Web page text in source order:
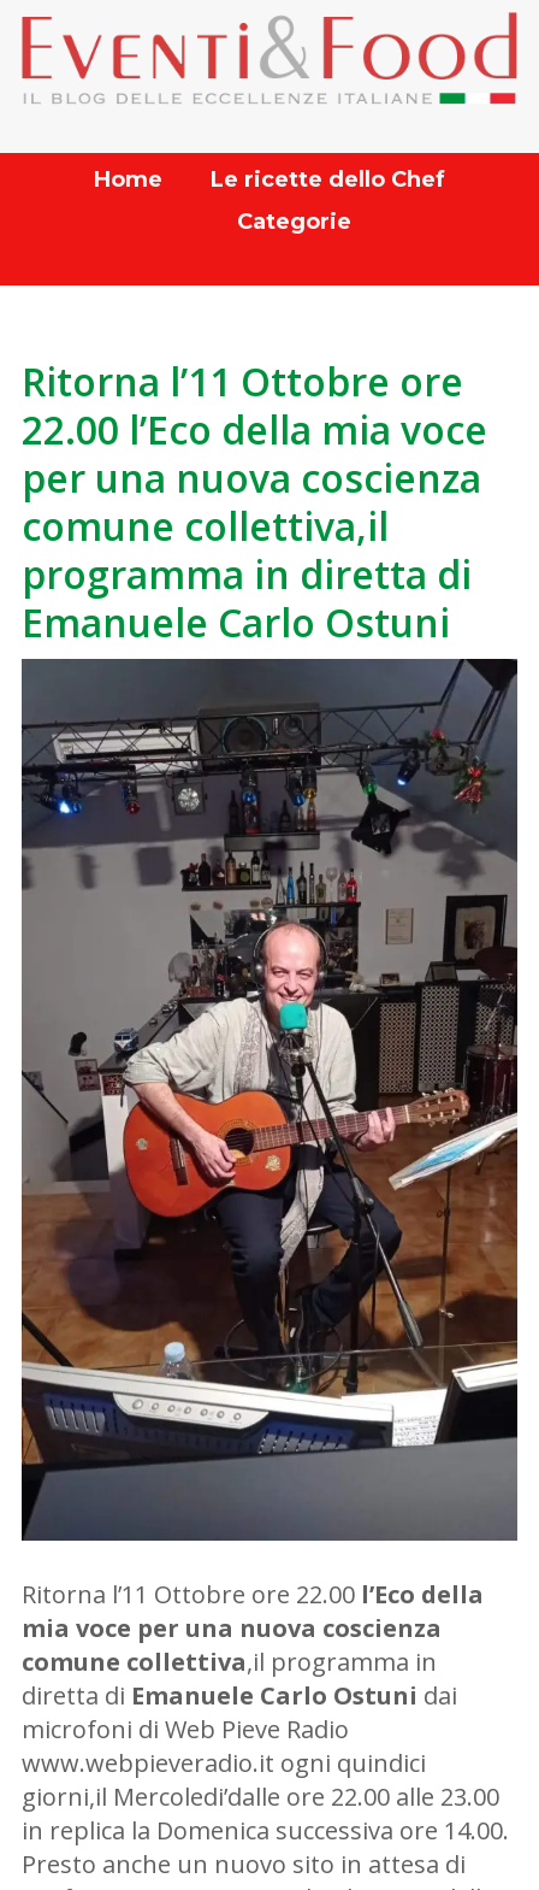
Home
Le ricette dello Chef
Categorie
Ritorna l’11 Ottobre ore
22.00 l’Eco della mia voce
per una nuova coscienza
comune collettiva,il
programma in diretta di
Emanuele Carlo Ostuni
Ritorna l’11 Ottobre ore 22.00l’Eco della
mia voce per una nuova coscienza
comune collettiva,il programma in
diretta di Emanuele Carlo Ostuni dai
microfoni di Web Pieve Radio
www.webpieveradio.it ogni quindici
giorni,il Mercoledi’dalle ore 22.00 alle 23.00
in replica la Domenica successiva ore 14.00.
Presto anche un nuovo sito in attesa di